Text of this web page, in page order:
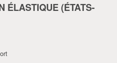
ÉLASTIQUE (ÉTATS-